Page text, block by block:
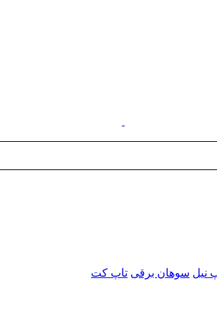
نیل سوهان برقی تاپ کت